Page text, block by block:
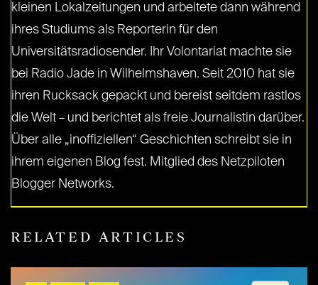
kleinen Lokalzeitungen und arbeitete dann während
ihres Studiums als Reporterin für den
Universitätsradiosender. Ihr Volontariat machte sie
bei Radio Jade in Wilhelmshaven. Seit 2010 hat sie
ihren Rucksack gepackt und bereist seitdem rastlos
die Welt – und berichtet als freie Journalistin darüber.
Über alle „inoffiziellen“ Geschichten schreibt sie in
ihrem eigenen Blog fest. Mitglied des Netzpiloten
Blogger Networks.
RELATED ARTICLES